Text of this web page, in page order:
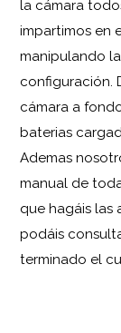
la cámara
impartimos en
manipulando
configuración.
cámara a
baterias
Ademas
manual de
que hagáis las
podáis
terminado el